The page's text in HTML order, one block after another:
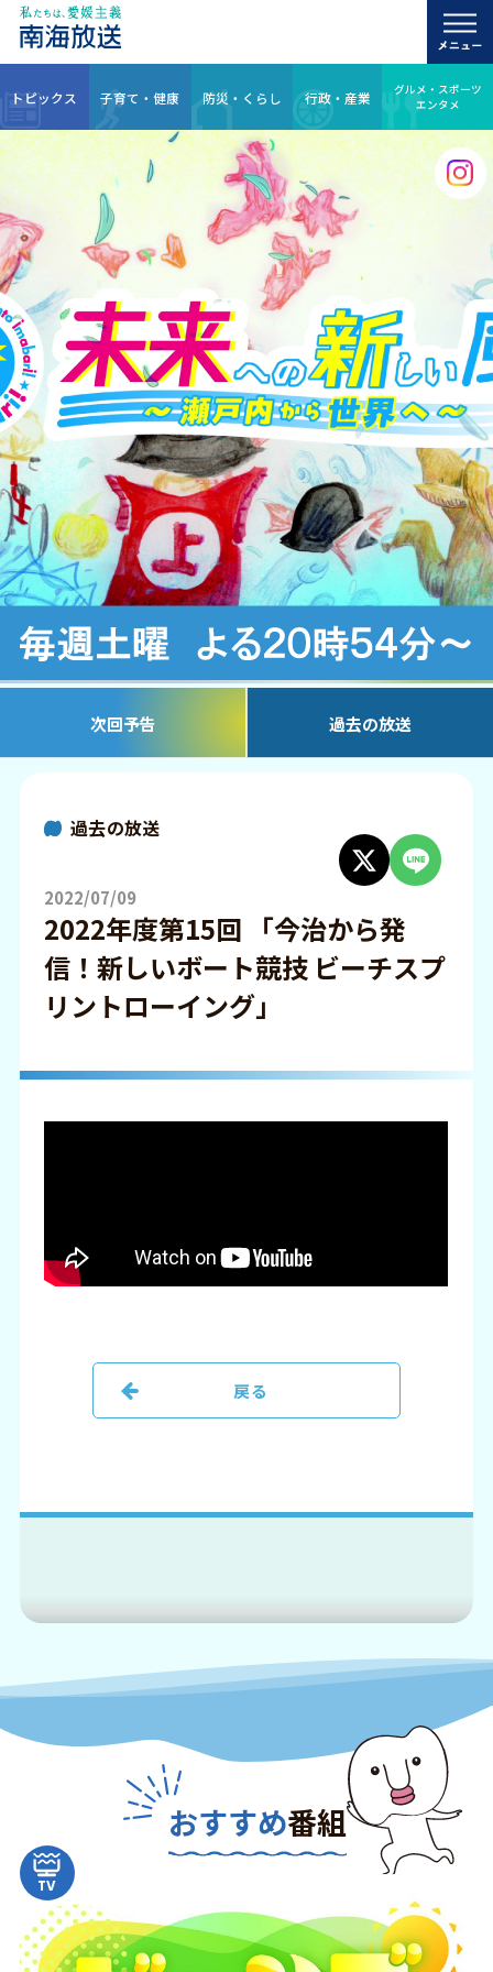
トピックス 子育て・健康 防災・くらし 行政・産業
グルメ・スポーツ
エンタメ
次回予告 過去の放送
過去の放送
2022/07/09
2022年度第15回 「今治から発
信！新しいボート競技 ビーチスプ
リントローイング」
戻る
おすすめ番組